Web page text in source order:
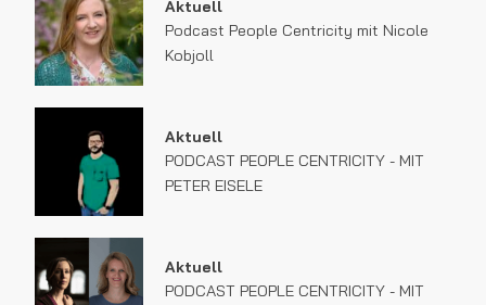
Aktuell
Podcast People Centricity mit Nicole
Kobjoll
Aktuell
PODCAST PEOPLE CENTRICITY - MIT
PETER EISELE
Aktuell
PODCAST PEOPLE CENTRICITY - MIT